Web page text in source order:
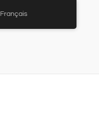
Français